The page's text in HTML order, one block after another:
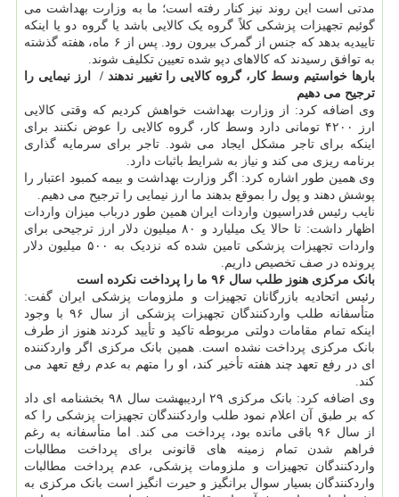
مدتی است این روند نیز کنار رفته است؛ ما به وزارت بهداشت می
گوئیم تجهیزات پزشکی کلاً گروه یک کالایی باشد یا گروه دو یا اینکه
تاییدیه بدهد که جنس از گمرک بیرون رود. پس از ۶ ماه، هفته گذشته
به توافق رسیدند که کالاهای دپو شده تعیین تکلیف شوند.
بارها خواستیم وسط کار، گروه کالایی را تغییر ندهند / ‏‬ ارز نیمایی را
ترجیح می دهیم
وی اضافه کرد: از وزارت بهداشت خواهش کردیم که وقتی کالایی
ارز ۴۲۰۰ تومانی دارد وسط کار، گروه کالایی را عوض نکنند برای
اینکه برای تاجر مشکل ایجاد می شود. تاجر برای سرمایه گذاری
برنامه ریزی می کند و نیاز به شرایط باثبات دارد.
وی همین طور اشاره کرد: اگر وزارت بهداشت و بیمه کمبود اعتبار را
پوشش دهند و پول را بموقع بدهند ما ارز نیمایی را ترجیح می دهیم.
نایب رئیس فدراسیون واردات ایران همین طور درباب میزان واردات
اظهار داشت: تا حالا یک میلیارد و ۸۰ میلیون دلار ارز ترجیحی برای
واردات تجهیزات پزشکی تامین شده که نزدیک به ۵۰۰ میلیون دلار
پرونده در صف تخصیص داریم.
بانک مرکزی هنوز طلب سال ۹۶ ما را پرداخت نکرده است
رئیس اتحادیه بازرگانان تجهیزات و ملزومات پزشکی ایران گفت:
متأسفانه طلب واردکنندگان تجهیزات پزشکی از سال ۹۶ با وجود
اینکه تمام مقامات دولتی مربوطه تاکید و تأیید کردند هنوز از طرف
بانک مرکزی پرداخت نشده است. همین بانک مرکزی اگر واردکننده
ای در رفع تعهد چند هفته تأخیر کند، او را متهم به عدم رفع تعهد می
کند.
وی اضافه کرد: بانک مرکزی ۲۹ اردیبهشت سال ۹۸ بخشنامه ای داد
که بر طبق آن اعلام نمود طلب واردکنندگان تجهیزات پزشکی را که
از سال ۹۶ باقی مانده بود، پرداخت می کند. اما متأسفانه به رغم
فراهم شدن تمام زمینه های قانونی برای پرداخت مطالبات
واردکنندگان تجهیزات و ملزومات پزشکی، عدم پرداخت مطالبات
واردکنندگان بسیار سوال برانگیز و حیرت انگیز است بانک مرکزی به